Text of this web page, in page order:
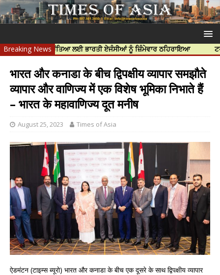
Breaking News
ਦੀ ਹੱਤਿਆ ਲਈ ਭਾਰਤੀ ਏਜੰਸੀਆਂ ਨੂੰ ਜ਼ਿੰਮੇਵਾਰ ਠਹਿਰਾਇਆ ਟਰੱਸਟਡ
भारत और कनाडा के बीच द्विपक्षीय व्यापार समझौते
व्यापार और वाणिज्य में एक विशेष भूमिका निभाते हैं
– भारत के महावाणिज्य दूत मनीष
August 25, 2023 Times of Asia
ऐडमंटन (टाइम्स ब्यूरो) भारत और कनाडा के बीच एक दूसरे के साथ द्विपक्षीय व्यापार